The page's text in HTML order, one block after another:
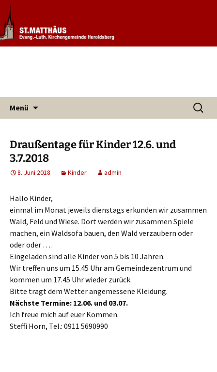
Evang. Kirchengemeinde St.
Matthäus Heroldsberg
Informationen rund um unsere
Kirchengemeinde
Menü
Suchen
nach:
Draußentage für Kinder 12.6. und
3.7.2018
8. Juni 2018 Kinder admin
Hallo Kinder,
einmal im Monat jeweils dienstags erkunden wir zusammen
Wald, Feld und Wiese. Dort werden wir zusammen Spiele
machen, ein Waldsofa bauen, den Wald verzaubern oder
oder oder ….
Eingeladen sind alle Kinder von 5 bis 10 Jahren.
Wir treffen uns um 15.45 Uhr am Gemeindezentrum und
kommen um 17.45 Uhr wieder zurück.
Bitte tragt dem Wetter angemessene Kleidung.
Nächste Termine: 12.06. und 03.07.
Ich freue mich auf euer Kommen.
Steffi Horn, Tel.: 0911 5690990